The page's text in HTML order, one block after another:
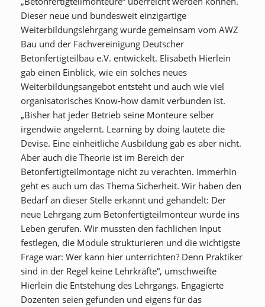
Dieser neue und bundesweit einzigartige
Weiterbildungslehrgang wurde gemeinsam vom AWZ
Bau und der Fachvereinigung Deutscher
Betonfertigteilbau e.V. entwickelt. Elisabeth Hierlein
gab einen Einblick, wie ein solches neues
Weiterbildungsangebot entsteht und auch wie viel
organisatorisches Know-how damit verbunden ist.
„Bisher hat jeder Betrieb seine Monteure selber
irgendwie angelernt. Learning by doing lautete die
Devise. Eine einheitliche Ausbildung gab es aber nicht.
Aber auch die Theorie ist im Bereich der
Betonfertigteilmontage nicht zu verachten. Immerhin
geht es auch um das Thema Sicherheit. Wir haben den
Bedarf an dieser Stelle erkannt und gehandelt: Der
neue Lehrgang zum Betonfertigteilmonteur wurde ins
Leben gerufen. Wir mussten den fachlichen Input
festlegen, die Module strukturieren und die wichtigste
Frage war: Wer kann hier unterrichten? Denn Praktiker
sind in der Regel keine Lehrkräfte“, umschweifte
Hierlein die Entstehung des Lehrgangs. Engagierte
Dozenten seien gefunden und eigens für das